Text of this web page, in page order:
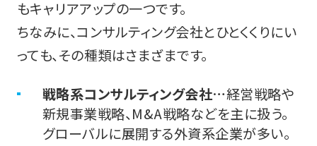
もキャリアアップの一つです。
ちなみに、コンサルティング会社とひとくくりにい
っても、その種類はさまざまです。
戦略系コンサルティング会社…経営戦略や
新規事業戦略、M&A戦略などを主に扱う。
グローバルに展開する外資系企業が多い。